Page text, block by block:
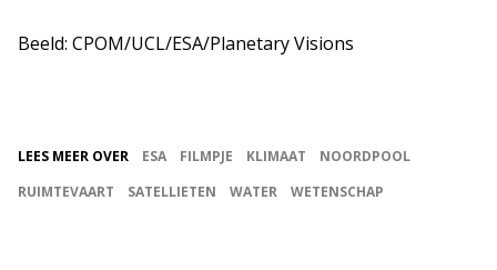
Beeld: CPOM/UCL/ESA/Planetary Visions
LEES MEER OVER ESA FILMPJE KLIMAAT
NOORDPOOL
RUIMTEVAART
SATELLIETEN WATER WETENSCHAP